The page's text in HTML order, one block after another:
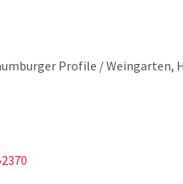
Profile / Weingarten,